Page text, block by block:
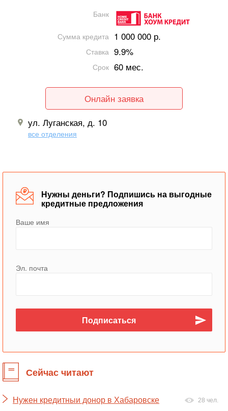
Банк
Сумма кредита 1 000 000 р.
Ставка 9.9%
Срок 60 мес.
Онлайн заявка
ул. Луганская, д. 10
все отделения
Нужны деньги? Подпишись на выгодные
кредитные предложения
Ваше имя
Эл. почта
Сейчас читают
Нужен кредитныи донор в Хабаровске 28 чел.